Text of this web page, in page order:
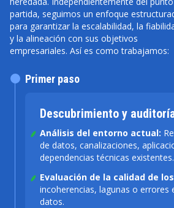
partida, seguimos un enfoque
para garantizar la escalabilidad, la
y la alineación con sus objetivos
empresariales. Así es como trabajamos:
Descubrimiento y
Análisis del entorno actual:
de datos, canalizaciones,
dependencias técnicas existentes.
Evaluación de la calidad de
incoherencias, lagunas o errores
datos.
Primer paso